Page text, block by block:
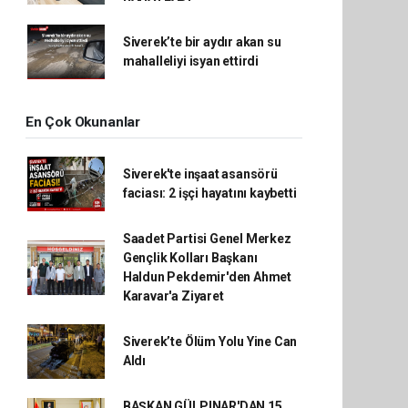
Siverek’te bir aydır akan su
mahalleliyi isyan ettirdi
En Çok Okunanlar
Siverek'te inşaat asansörü
faciası: 2 işçi hayatını kaybetti
Saadet Partisi Genel Merkez
Gençlik Kolları Başkanı
Haldun Pekdemir'den Ahmet
Karavar'a Ziyaret
Siverek’te Ölüm Yolu Yine Can
Aldı